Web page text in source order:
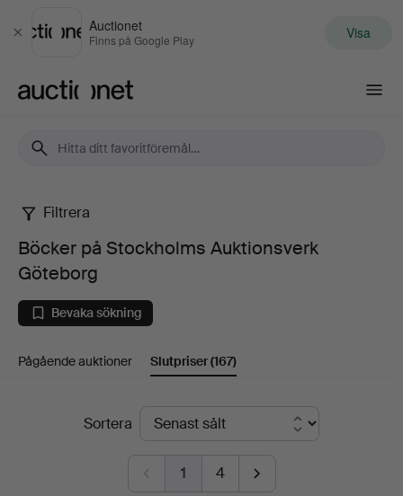
Stäng
Auctionet
Finns på Google Play Visa
Böcker
på
Stockholms
Auktionsverk
Filtrera
Böcker på Stockholms Auktionsverk
Göteborg
Bevaka sökning
Pågående auktioner Slutpriser(167)
SlutpriserSortera
1 4